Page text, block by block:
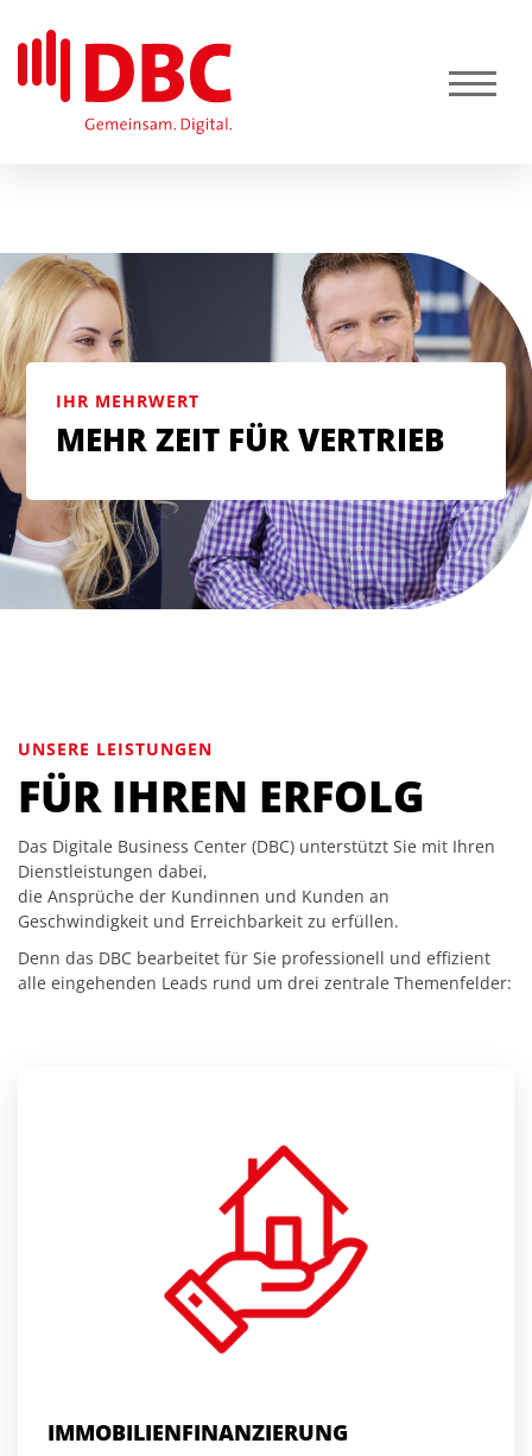
IHR MEHRWERT
MEHR ZEIT FÜR VERTRIEB
UNSERE LEISTUNGEN
FÜR IHREN ERFOLG
Das Digitale Business Center (DBC) unterstützt Sie mit Ihren
Dienstleistungen dabei,
die Ansprüche der Kundinnen und Kunden an
Geschwindigkeit und Erreichbarkeit zu erfüllen.
Denn das DBC bearbeitet für Sie professionell und effizient
alle eingehenden Leads rund um drei zentrale Themenfelder:
IMMOBILIENFINANZIERUNG